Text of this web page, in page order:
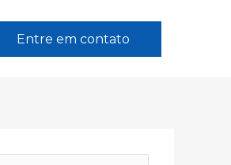
Entre em contato